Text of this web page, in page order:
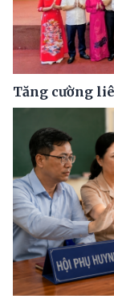
Tăng cường